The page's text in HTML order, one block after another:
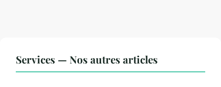
Services — Nos autres articles